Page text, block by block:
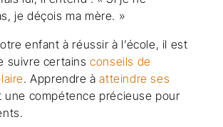
je déçois ma mère. »
enfant à réussir à l’école, il est
suivre certainsconseils de
. Apprendre àatteindre ses
une compétence précieuse pour